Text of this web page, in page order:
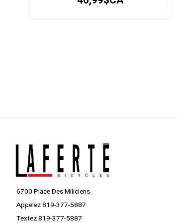
6700 Place Des Miliciens
Appelez 819-377-5887
Textez 819-377-5887